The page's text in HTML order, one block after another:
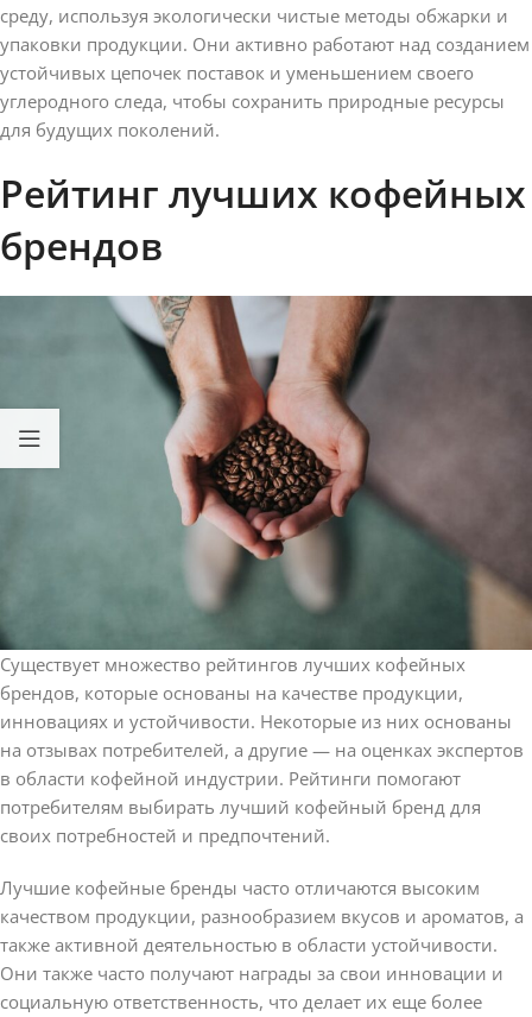
среду, используя экологически чистые методы обжарки и
упаковки продукции. Они активно работают над созданием
устойчивых цепочек поставок и уменьшением своего
углеродного следа, чтобы сохранить природные ресурсы
для будущих поколений.
Рейтинг лучших кофейных
брендов
Существует множество рейтингов лучших кофейных
брендов, которые основаны на качестве продукции,
инновациях и устойчивости. Некоторые из них основаны
на отзывах потребителей, а другие — на оценках экспертов
в области кофейной индустрии. Рейтинги помогают
потребителям выбирать лучший кофейный бренд для
своих потребностей и предпочтений.
Лучшие кофейные бренды часто отличаются высоким
качеством продукции, разнообразием вкусов и ароматов, а
также активной деятельностью в области устойчивости.
Они также часто получают награды за свои инновации и
социальную ответственность, что делает их еще более